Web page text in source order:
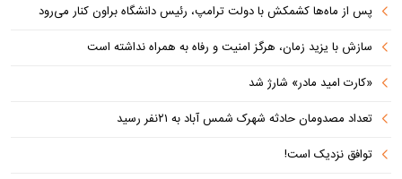
پس از ماه‌ها کشمکش با دولت ترامپ، رئیس دانشگاه براون کنار می‌رود
سازش با یزید زمان، هرگز امنیت و رفاه به همراه نداشته است
«کارت امید مادر» شارژ شد
تعداد مصدومان حادثه شهرک شمس آباد به ۲۱نفر رسید
توافق نزدیک است!